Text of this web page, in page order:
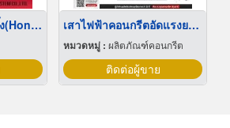
โรงงานกระดาษรังผึ้ง(Honey Comp) เสาไฟฟ้าคอนกรีตอัดแรงยาว 8 เมตร ราคาโรงงาน
หมวดหมู่ : ผลิตภัณฑ์คอนกรีต
ติดต่อผู้ขาย